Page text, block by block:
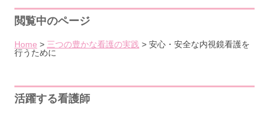
閲覧中のページ
Home > 三つの豊かな看護の実践 > 安心・安全な内視鏡看護を
行うために
活躍する看護師